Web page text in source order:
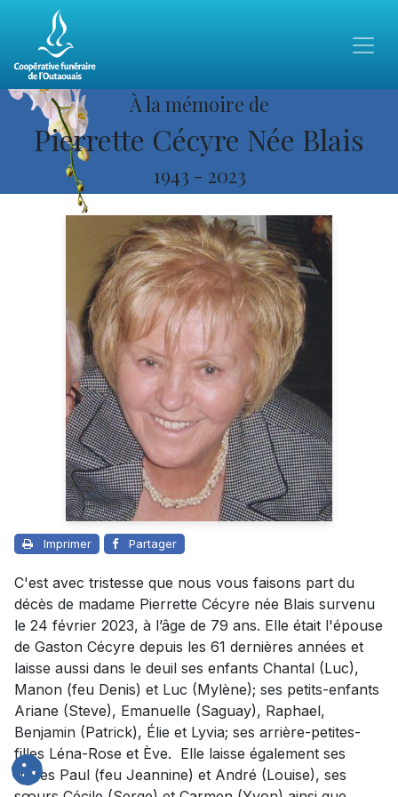
À la mémoire de
Pierrette Cécyre Née Blais
1943 - 2023
Imprimer Partager
C'est avec tristesse que nous vous faisons part du
décès de madame Pierrette Cécyre née Blais survenu
le 24 février 2023, à l’âge de 79 ans. Elle était l'épouse
de Gaston Cécyre depuis les 61 dernières années et
laisse aussi dans le deuil ses enfants Chantal (Luc),
Manon (feu Denis) et Luc (Mylène); ses petits-enfants
Ariane (Steve), Emanuelle (Saguay), Raphael,
Benjamin (Patrick), Élie et Lyvia; ses arrière-petites-
filles Léna-Rose et Ève. Elle laisse également ses
frères Paul (feu Jeannine) et André (Louise), ses